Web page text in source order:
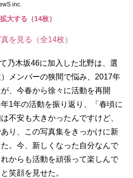
inc.
拡大する（14枚）
を見る（全14枚）
乃木坂46に加入した北野は、選
メンバーの狭間で悩み、2017年
、今春から徐々に活動を再開
1年の活動を振り返り、「春頃に
不安も大きかったんですけど、
り、この写真集をきっかけに新
。今、新しくなった自分なんで
からも活動を頑張って楽しんで
笑顔を見せた。